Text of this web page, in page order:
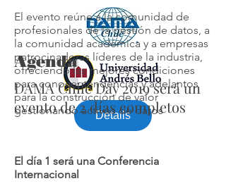
Details
El evento reúne a la comunidad de
profesionales de la gestión de datos, a
la comunidad académica y a empresas
patrocinadoras líderes de la industria,
ofreciendo las mejores condiciones
para conocer tendencias y adelantos
para la construcción de valor
gestionando activos de datos
Agenda
DAMA Chile Day 2019 será un
evento de 2 días completos
El día 1 será una Conferencia
Internacional